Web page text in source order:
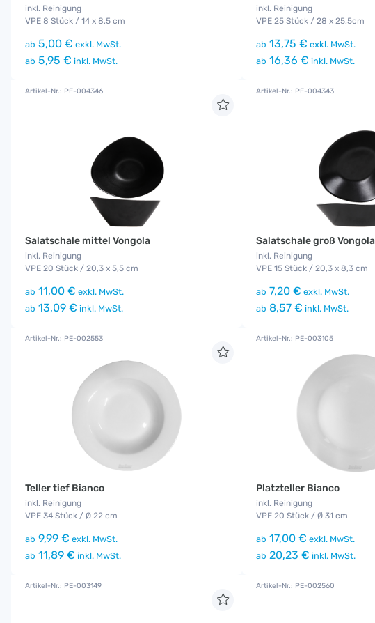
inkl. Reinigung
VPE 8 Stück / 14 x 8,5 cm
ab 5,00 € exkl. MwSt.
ab 5,95 € inkl. MwSt.
inkl. Reinigung
VPE 25 Stück / 28 x 25,5cm
ab 13,75 € exkl. MwSt.
ab 16,36 € inkl. MwSt.
Artikel-Nr.: PE-004346
Salatschale mittel Vongola
inkl. Reinigung
VPE 20 Stück / 20,3 x 5,5 cm
ab 11,00 € exkl. MwSt.
ab 13,09 € inkl. MwSt.
Artikel-Nr.: PE-004343
Salatschale groß Vongola
inkl. Reinigung
VPE 15 Stück / 20,3 x 8,3 cm
ab 7,20 € exkl. MwSt.
ab 8,57 € inkl. MwSt.
Artikel-Nr.: PE-002553
Teller tief Bianco
inkl. Reinigung
VPE 34 Stück / Ø 22 cm
ab 9,99 € exkl. MwSt.
ab 11,89 € inkl. MwSt.
Artikel-Nr.: PE-003105
Platzteller Bianco
inkl. Reinigung
VPE 20 Stück / Ø 31 cm
ab 17,00 € exkl. MwSt.
ab 20,23 € inkl. MwSt.
Artikel-Nr.: PE-003149 Artikel-Nr.: PE-002560